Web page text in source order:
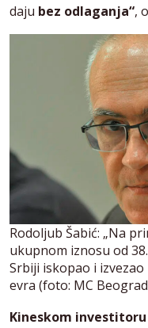
daju bez odlaganja“,
Rodoljub Šabić: „Na
ukupnom iznosu od
Srbiji iskopao i
evra (foto: MC
Kineskom